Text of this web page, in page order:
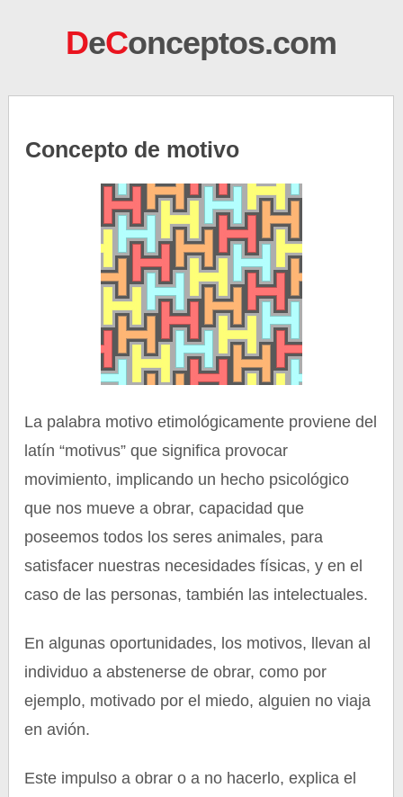
DeConceptos.com
Concepto de motivo
La palabra motivo etimológicamente proviene del
latín “motivus” que significa provocar
movimiento, implicando un hecho psicológico
que nos mueve a obrar, capacidad que
poseemos todos los seres animales, para
satisfacer nuestras necesidades físicas, y en el
caso de las personas, también las intelectuales.
En algunas oportunidades, los motivos, llevan al
individuo a abstenerse de obrar, como por
ejemplo, motivado por el miedo, alguien no viaja
en avión.
Este impulso a obrar o a no hacerlo, explica el